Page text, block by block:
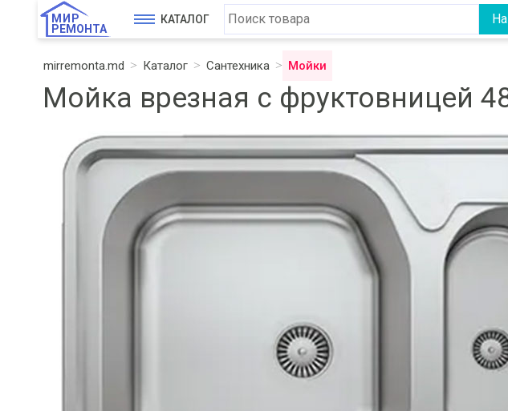
МИР
РЕМОНТА
КАТАЛОГ
mirremonta.md Каталог Сантехника Мойки
Мойка врезная с фруктовницей